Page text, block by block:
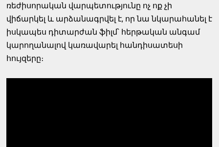
ռեժիսորական վարպետությունը ոչ ոք չի
վիճարկել և արձանագրվել է, որ նա նկարահանել է
իսկապես դիտարժան ֆիլմ՝ հերթական անգամ
կարողանալով կառավարել հանդիսատեսի
հույզերը։